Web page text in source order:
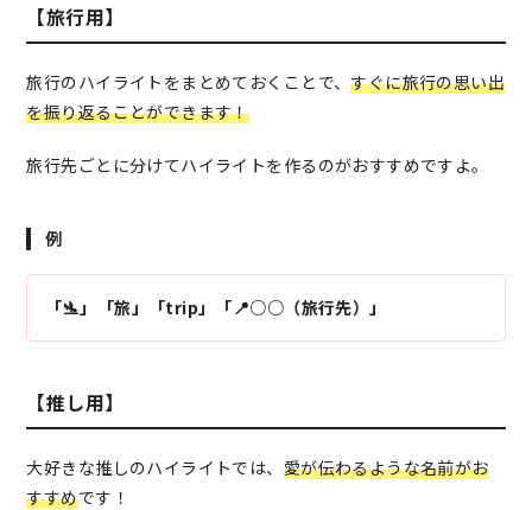
【旅行用】
旅行のハイライトをまとめておくことで、すぐに旅行の思い出
を振り返ることができます！
旅行先ごとに分けてハイライトを作るのがおすすめですよ。
例
「🛬」「旅」「trip」「📍○○（旅行先）」
【推し用】
大好きな推しのハイライトでは、 愛が伝わるような名前がお
すすめです！